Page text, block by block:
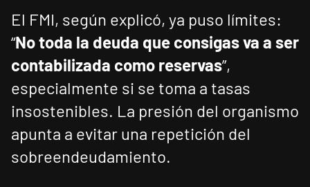
El FMI, según explicó, ya puso límites:
“No toda la deuda que consigas va a ser
contabilizada como reservas”,
especialmente si se toma a tasas
insostenibles. La presión del organismo
apunta a evitar una repetición del
sobreendeudamiento.